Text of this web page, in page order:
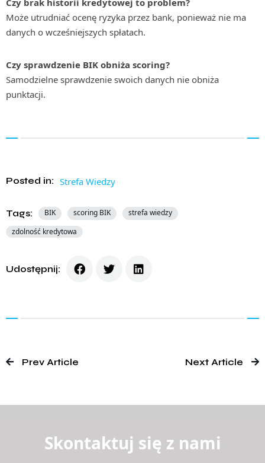
Czy brak historii kredytowej to problem?
Może utrudniać ocenę ryzyka przez bank, ponieważ nie ma
danych o wcześniejszych spłatach.
Czy sprawdzenie BIK obniża scoring?
Samodzielne sprawdzenie swoich danych nie obniża
punktacji.
Posted in: Strefa Wiedzy
Tags: BIK scoring BIK
strefa wiedzy
zdolność kredytowa
Udostępnij:
Prev Article Next Article
Skontaktuj się z nami